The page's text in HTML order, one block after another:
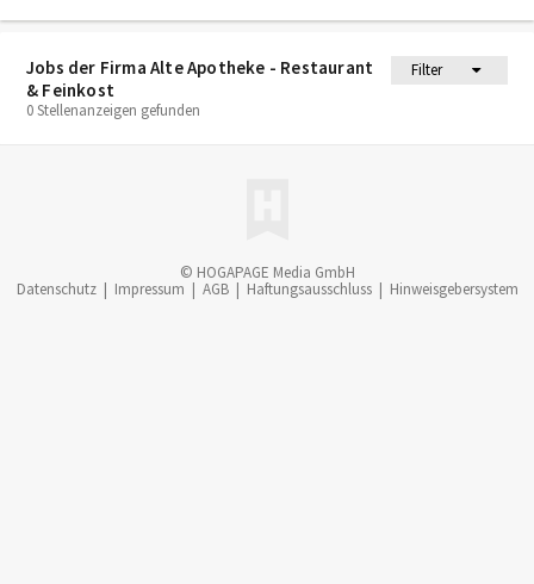
Jobs der Firma Alte Apotheke - Restaurant
& Feinkost
Filter
0 Stellenanzeigen gefunden
© HOGAPAGE Media GmbH
Datenschutz | Impressum | AGB | Haftungsausschluss | Hinweisgebersystem